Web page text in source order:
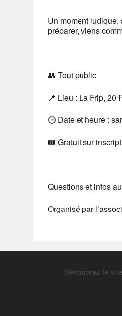
Un moment ludique,
préparer, viens
👥 Tout public
📍 Lieu : La Frip, 20
🕒 Date et heure :
🎟 Gratuit sur
Questions et infos
Organisé par
Découvrez le